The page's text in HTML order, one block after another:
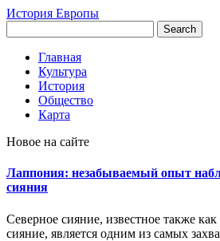
История Европы
Главная
Культура
История
Общество
Карта
Новое на сайте
Лаппония: незабываемый опыт
сияния
Северное сияние, известное также
сияние, является одним из самых